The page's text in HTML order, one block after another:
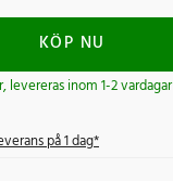
KÖP NU
levereras inom 1-2 vardagar
på 1 dag*